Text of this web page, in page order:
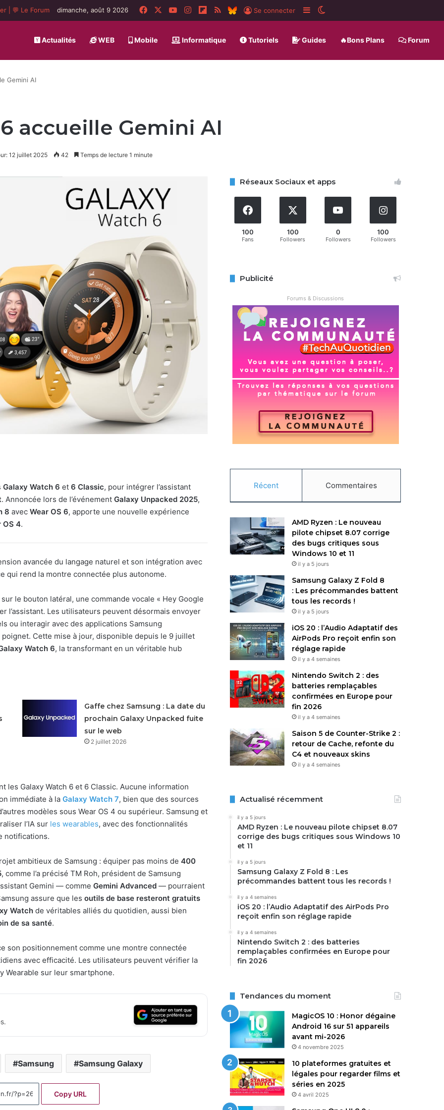
💬 Le Forum dimanche, août 9 2026 FacebookYouTubeInstagramFlipboard
RSS BlueSky
Se connecter Sidebar (barre latérale)
Actualités WEB Mobile Informatique Tutoriels Guides 🔥Bons Plans Forum
Gemini AI
accueille Gemini AI
12 juillet 2025 42 Temps de lecture 1 minute
Galaxy Watch 6 et 6 Classic, pour intégrer l’assistant
. Annoncée lors de l’événement Galaxy Unpacked 2025,
8 avec Wear OS 6, apporte une nouvelle expérience
OS 4.
avancée du langage naturel et son intégration avec
qui rend la montre connectée plus autonome.
le bouton latéral, une commande vocale « Hey Google
l’assistant. Les utilisateurs peuvent désormais envoyer
ou interagir avec des applications Samsung
Cette mise à jour, disponible depuis le 9 juillet
Watch 6, la transformant en un véritable hub
Gaffe chez Samsung : La date du
prochain Galaxy Unpacked fuite
sur le web
2 juillet 2026
les Galaxy Watch 6 et 6 Classic. Aucune information
immédiate à la Galaxy Watch 7, bien que des sources
modèles sous Wear OS 4 ou supérieur. Samsung et
l’IA sur les wearables, avec des fonctionnalités
notifications.
ambitieux de Samsung : équiper pas moins de 400
, comme l’a précisé TM Roh, président de Samsung
Gemini — comme Gemini Advanced — pourraient
assure que les outils de base resteront gratuits
Watch de véritables alliés du quotidien, aussi bien
de sa santé.
son positionnement comme une montre connectée
avec efficacité. Les utilisateurs peuvent vérifier la
Wearable sur leur smartphone.
Samsung Samsung Galaxy
Copy URL
Réseaux Sociaux et apps
100
Fans
100
Followers
0
Followers
100
Followers
Publicité
Forums & Discussions
Récent Commentaires
AMD Ryzen : Le nouveau
pilote chipset 8.07 corrige
des bugs critiques sous
Windows 10 et 11
il y a 5 jours
Samsung Galaxy Z Fold 8
: Les précommandes battent
tous les records !
il y a 5 jours
iOS 20 : l’Audio Adaptatif des
AirPods Pro reçoit enfin son
réglage rapide
il y a 4 semaines
Nintendo Switch 2 : des
batteries remplaçables
confirmées en Europe pour
fin 2026
il y a 4 semaines
Saison 5 de Counter-Strike 2 :
retour de Cache, refonte du
C4 et nouveaux skins
il y a 4 semaines
Actualisé récemment
il y a 5 jours
AMD Ryzen : Le nouveau pilote chipset 8.07
corrige des bugs critiques sous Windows 10
et 11
il y a 5 jours
Samsung Galaxy Z Fold 8 : Les
précommandes battent tous les records !
il y a 4 semaines
iOS 20 : l’Audio Adaptatif des AirPods Pro
reçoit enfin son réglage rapide
il y a 4 semaines
Nintendo Switch 2 : des batteries
remplaçables confirmées en Europe pour
fin 2026
Tendances du moment
MagicOS 10 : Honor dégaine
Android 16 sur 51 appareils
avant mi-2026
4 novembre 2025
10 plateformes gratuites et
légales pour regarder films et
séries en 2025
4 avril 2025